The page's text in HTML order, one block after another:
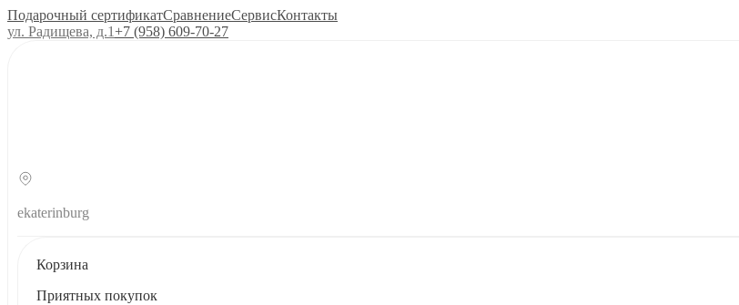
Подарочный сертификатСравнениеСервисКонтакты
ул. Радищева, д.1+7 (958) 609‑70‑27
ekaterinburg
Корзина
Приятных покупок